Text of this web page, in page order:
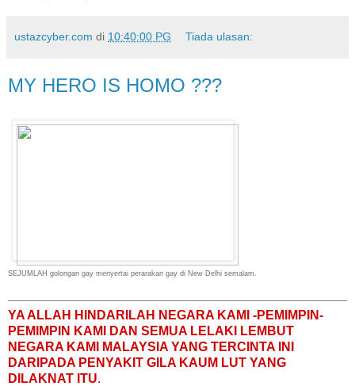
ustazcyber.com di 10:40:00 PG Tiada ulasan:
MY HERO IS HOMO ???
SEJUMLAH golongan gay menyertai perarakan gay di New Delhi semalam.
YA ALLAH HINDARILAH NEGARA KAMI -PEMIMPIN-
PEMIMPIN KAMI DAN SEMUA LELAKI LEMBUT
NEGARA KAMI MALAYSIA YANG TERCINTA INI
DARIPADA PENYAKIT GILA KAUM LUT YANG
DILAKNAT ITU.